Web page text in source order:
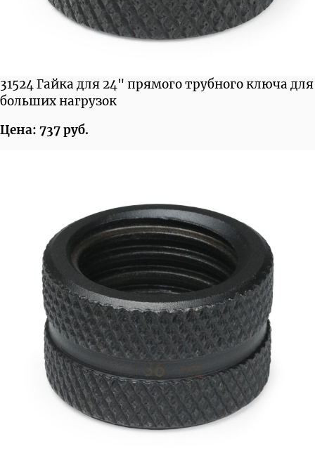
31524 Гайка для 24" прямого трубного ключа для
больших нагрузок
Цена: 737 руб.